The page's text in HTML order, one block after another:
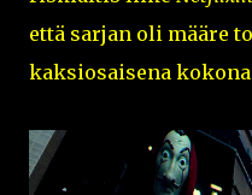
että sarjan oli määre
kaksiosaisena